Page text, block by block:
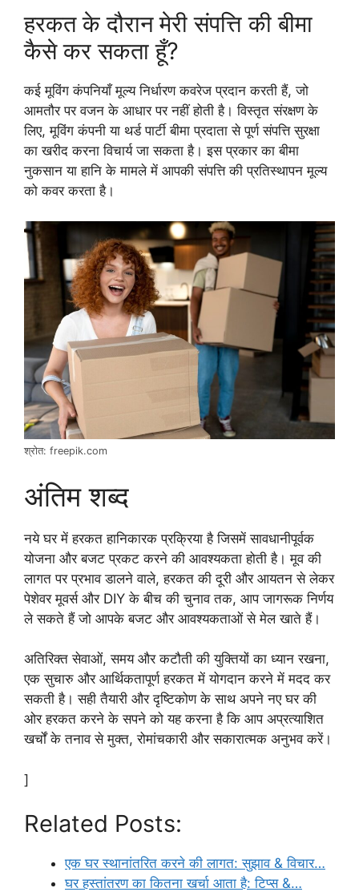
हरकत के दौरान मेरी संपत्ति की बीमा
कैसे कर सकता हूँ?
कई मूविंग कंपनियाँ मूल्य निर्धारण कवरेज प्रदान करती हैं, जो
आमतौर पर वजन के आधार पर नहीं होती है। विस्तृत संरक्षण के
लिए, मूविंग कंपनी या थर्ड पार्टी बीमा प्रदाता से पूर्ण संपत्ति सुरक्षा
का खरीद करना विचार्य जा सकता है। इस प्रकार का बीमा
नुकसान या हानि के मामले में आपकी संपत्ति की प्रतिस्थापन मूल्य
को कवर करता है।
श्रोत: freepik.com
अंतिम शब्द
नये घर में हरकत हानिकारक प्रक्रिया है जिसमें सावधानीपूर्वक
योजना और बजट प्रकट करने की आवश्यकता होती है। मूव की
लागत पर प्रभाव डालने वाले, हरकत की दूरी और आयतन से लेकर
पेशेवर मूवर्स और DIY के बीच की चुनाव तक, आप जागरूक निर्णय
ले सकते हैं जो आपके बजट और आवश्यकताओं से मेल खाते हैं।
अतिरिक्त सेवाओं, समय और कटौती की युक्तियों का ध्यान रखना,
एक सुचारु और आर्थिकतापूर्ण हरकत में योगदान करने में मदद कर
सकती है। सही तैयारी और दृष्टिकोण के साथ अपने नए घर की
ओर हरकत करने के सपने को यह करना है कि आप अप्रत्याशित
खर्चों के तनाव से मुक्त, रोमांचकारी और सकारात्मक अनुभव करें।
]
Related Posts:
एक घर स्थानांतरित करने की लागत: सुझाव & विचार…
घर हस्तांतरण का कितना खर्चा आता है: टिप्स &…